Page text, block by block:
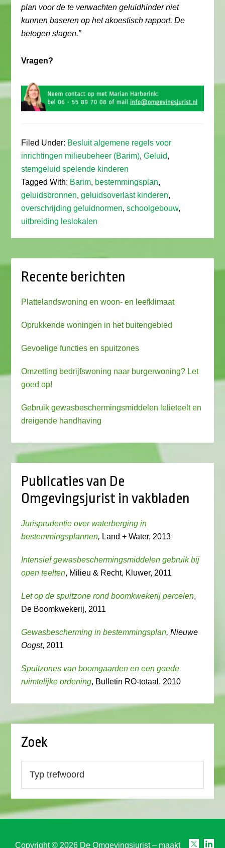
plan voor de te verwachten geluidhinder niet
kunnen baseren op het akoestisch rapport. De
betogen slagen.”
Vragen?
Filed Under: Besluit algemene regels voor
inrichtingen milieubeheer (Barim),Geluid,
stemgeluid spelende kinderen
Tagged With: Barim, bestemmingsplan,
geluidsbronnen,geluidsoverlast kinderen,
overschrijding geluidnormen,schoolgebouw,
uitbreiding leslokalen
Recente berichten
Plattelandswoning en woon- en leefklimaat
Oprukkende woningen in het buitengebied
Gevoelige functies en spuitzones
Omzetting bedrijfswoning naar burgerwoning? Let
goed op!
Gebruik gewasbeschermingsmiddelen lelieteelt en
dreigende handhaving
Publicaties van De
Omgevingsjurist in vakbladen
Jurisprudentie over waterberging in
bestemmingsplannen, Land + Water, 2013
Intensief gewasbeschermingsmiddelen gebruik bij
open teelten, Milieu & Recht, Kluwer, 2011
Let op de spuitzone rond boomkwekerij percelen,
De Boomkwekerij, 2011
Gewasbescherming in bestemmingsplan, Nieuwe
Oogst, 2011
Spuitzones van boomgaarden en een goede
ruimtelijke ordening, Bulletin RO-totaal, 2010
Zoek
Copyright © 2026 De Omgevingsjurist – maakt